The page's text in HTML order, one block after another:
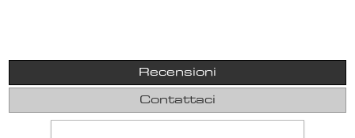
Recensioni
Contattaci